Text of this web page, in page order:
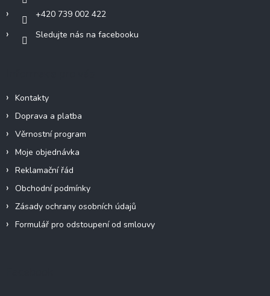
+420 739 002 422
Sledujte nás na facebooku
Kontakty
Doprava a platba
Věrnostní program
Moje objednávka
Reklamační řád
Obchodní podmínky
Zásady ochrany osobních údajů
Formulář pro odstoupení od smlouvy